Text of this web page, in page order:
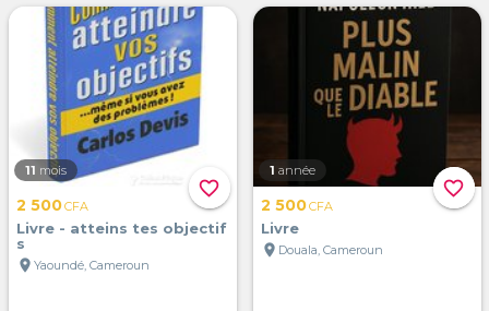
favorite_border
11 mois
2 500CFA
Livre - atteins tes objectif
s
location_on Yaoundé, Cameroun
favorite_border
1 année
2 500CFA
Livre
location_on Douala, Cameroun